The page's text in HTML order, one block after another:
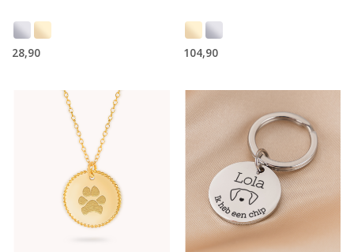
28,90 104,90